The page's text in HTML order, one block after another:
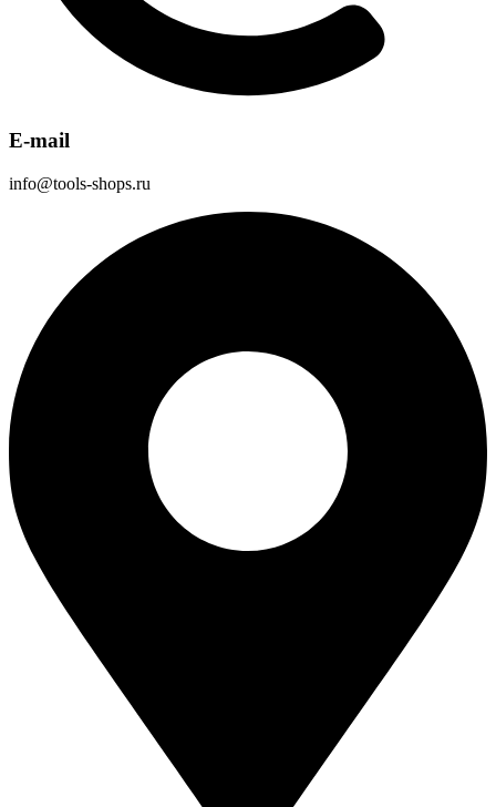
E-mail
info@tools-shops.ru